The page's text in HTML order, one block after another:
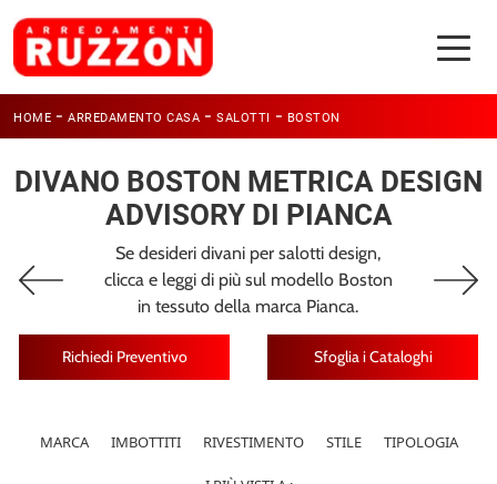
HOME - ARREDAMENTO CASA - SALOTTI - BOSTON
DIVANO BOSTON METRICA DESIGN
ADVISORY DI PIANCA
Se desideri divani per salotti design,
clicca e leggi di più sul modello Boston
in tessuto della marca Pianca.
Richiedi Preventivo Sfoglia i Cataloghi
MARCA IMBOTTITI RIVESTIMENTO STILE TIPOLOGIA